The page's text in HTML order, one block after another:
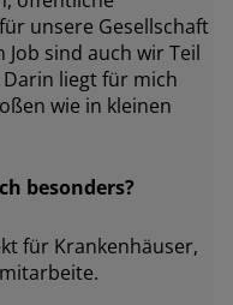
unsere Gesellschaft
sind auch wir Teil
liegt für mich
wie in kleinen
besonders?
für Krankenhäuser,